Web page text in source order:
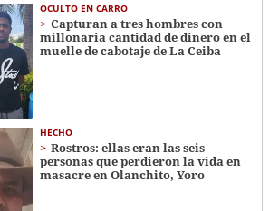
OCULTO EN CARRO
Capturan a tres hombres con
millonaria cantidad de dinero en el
muelle de cabotaje de La Ceiba
HECHO
Rostros: ellas eran las seis
personas que perdieron la vida en
masacre en Olanchito, Yoro